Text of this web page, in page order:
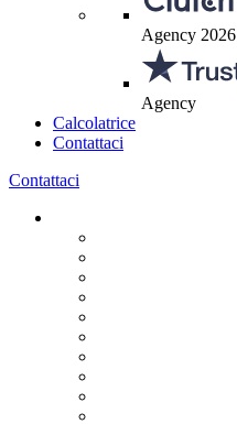
Agency 2026
Agency
Calcolatrice
Contattaci
Contattaci